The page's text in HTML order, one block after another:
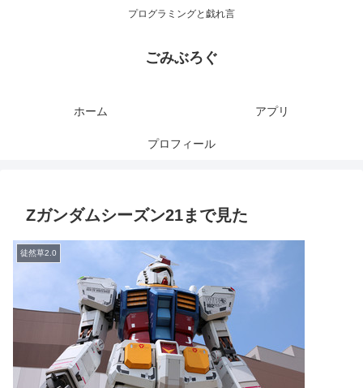
プログラミングと戯れ言
ごみぶろぐ
ホーム アプリ
プロフィール
Ζガンダムシーズン21まで見た
徒然草2.0